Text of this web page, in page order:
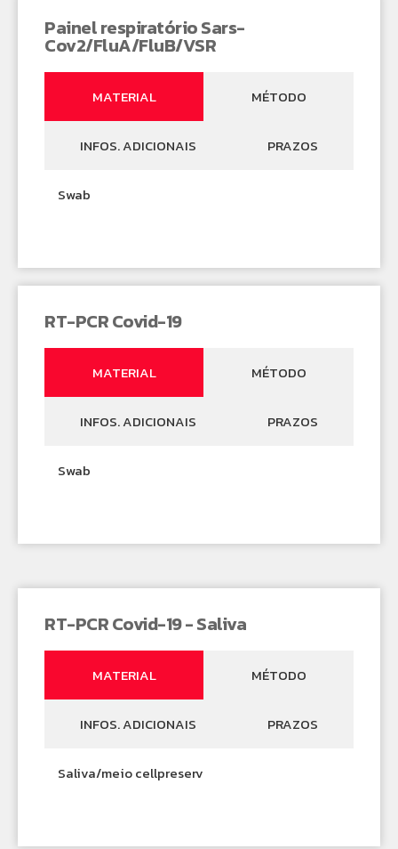
Painel respiratório Sars-
Cov2/FluA/FluB/VSR
MATERIAL MÉTODO
INFOS. ADICIONAIS PRAZOS
Swab
RT-PCR Covid-19
MATERIAL MÉTODO
INFOS. ADICIONAIS PRAZOS
Swab
RT-PCR Covid-19 - Saliva
MATERIAL MÉTODO
INFOS. ADICIONAIS PRAZOS
Saliva/meio cellpreserv